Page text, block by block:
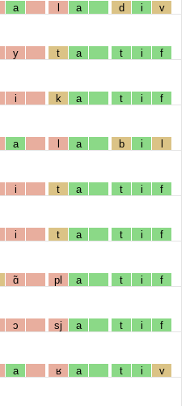
a l a d i v
y t a t i f
i k a t i f
a l a b i l
i t a t i f
i t a t i f
ɑ̃ pl a t i f
ɔ sj a t i f
a ʁ a t i v